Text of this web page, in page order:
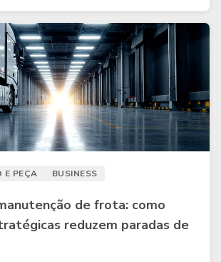
E PEÇA BUSINESS
de frota: como
reduzem paradas de